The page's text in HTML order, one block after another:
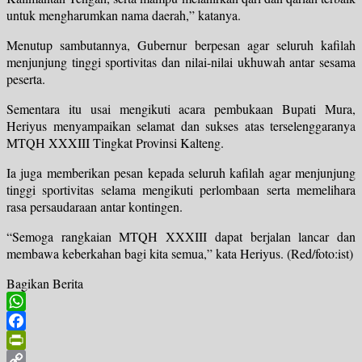
untuk mengharumkan nama daerah,” katanya.
Menutup sambutannya, Gubernur berpesan agar seluruh kafilah
menjunjung tinggi sportivitas dan nilai-nilai ukhuwah antar sesama
peserta.
Sementara itu usai mengikuti acara pembukaan Bupati Mura,
Heriyus menyampaikan selamat dan sukses atas terselenggaranya
MTQH XXXIII Tingkat Provinsi Kalteng.
Ia juga memberikan pesan kepada seluruh kafilah agar menjunjung
tinggi sportivitas selama mengikuti perlombaan serta memelihara
rasa persaudaraan antar kontingen.
“Semoga rangkaian MTQH XXXIII dapat berjalan lancar dan
membawa keberkahan bagi kita semua,” kata Heriyus. (Red/foto:ist)
Bagikan Berita
WhatsApp
Facebook